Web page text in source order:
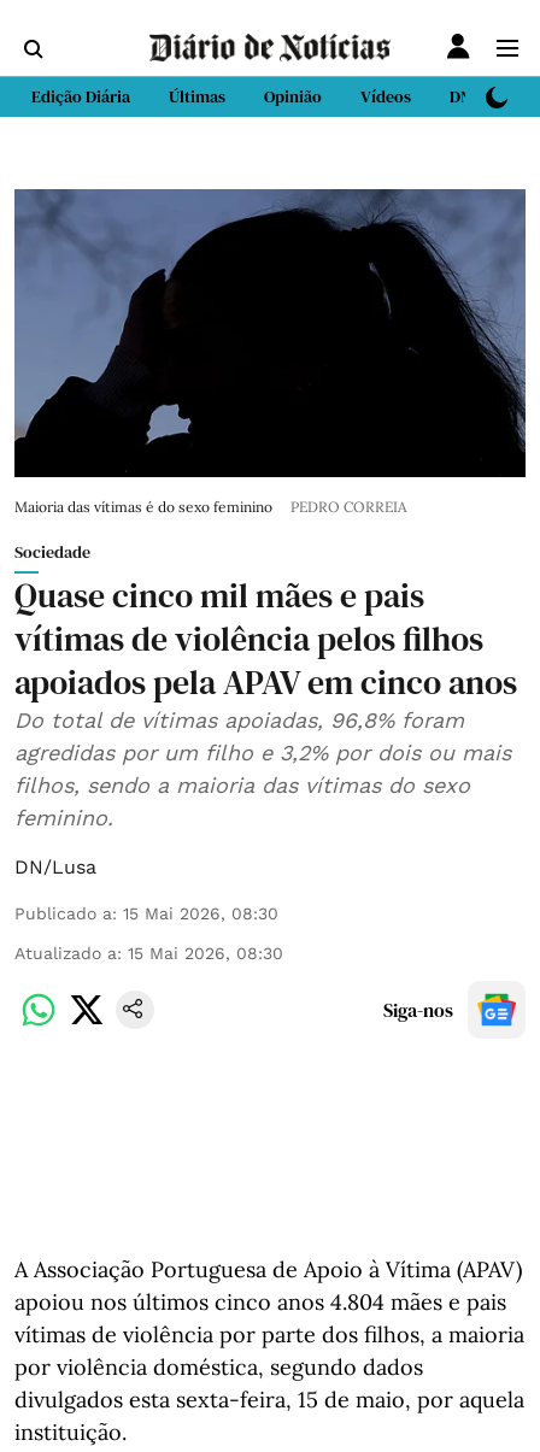
Edição Diária Últimas Opinião Vídeos DN Sport
Maioria das vítimas é do sexo feminino PEDRO CORREIA
Sociedade
Quase cinco mil mães e pais
vítimas de violência pelos filhos
apoiados pela APAV em cinco anos
Do total de vítimas apoiadas, 96,8% foram
agredidas por um filho e 3,2% por dois ou mais
filhos, sendo a maioria das vítimas do sexo
feminino.
DN/Lusa
Publicado a: 15 Mai 2026, 08:30
Atualizado a: 15 Mai 2026, 08:30
Siga-nos
A Associação Portuguesa de Apoio à Vítima (APAV)
apoiou nos últimos cinco anos 4.804 mães e pais
vítimas de violência por parte dos filhos, a maioria
por violência doméstica, segundo dados
divulgados esta sexta-feira, 15 de maio, por aquela
instituição.